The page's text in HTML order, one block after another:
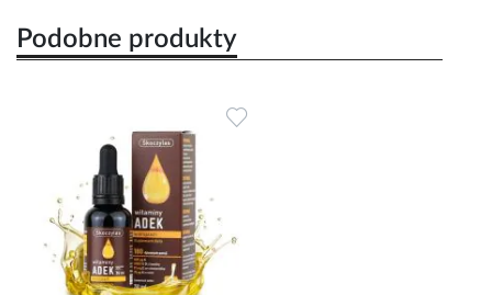
Podobne produkty
Dodaj do ulubionych